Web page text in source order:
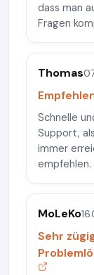
dass man
Fragen
Thomas
Schnelle
Support,
immer
empfehlen.
MoLeKo
Sehr